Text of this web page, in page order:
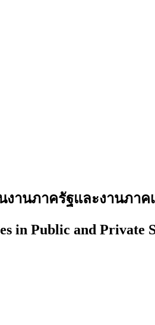
งานภาครัฐและงานภาค
in Public and Private